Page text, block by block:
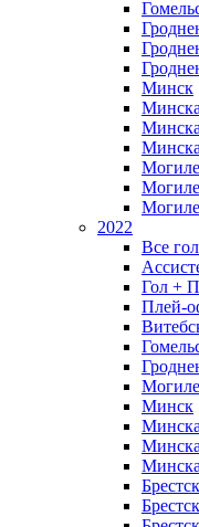
Минск
2022
Все
Гол +
Плей-
Минск